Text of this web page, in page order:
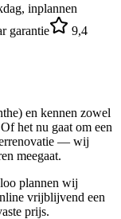
inplannen
garantie
9,4
en kennen zowel
het nu gaat om een
— wij
meegaat.
plannen wij
vrijblijvend een
prijs.